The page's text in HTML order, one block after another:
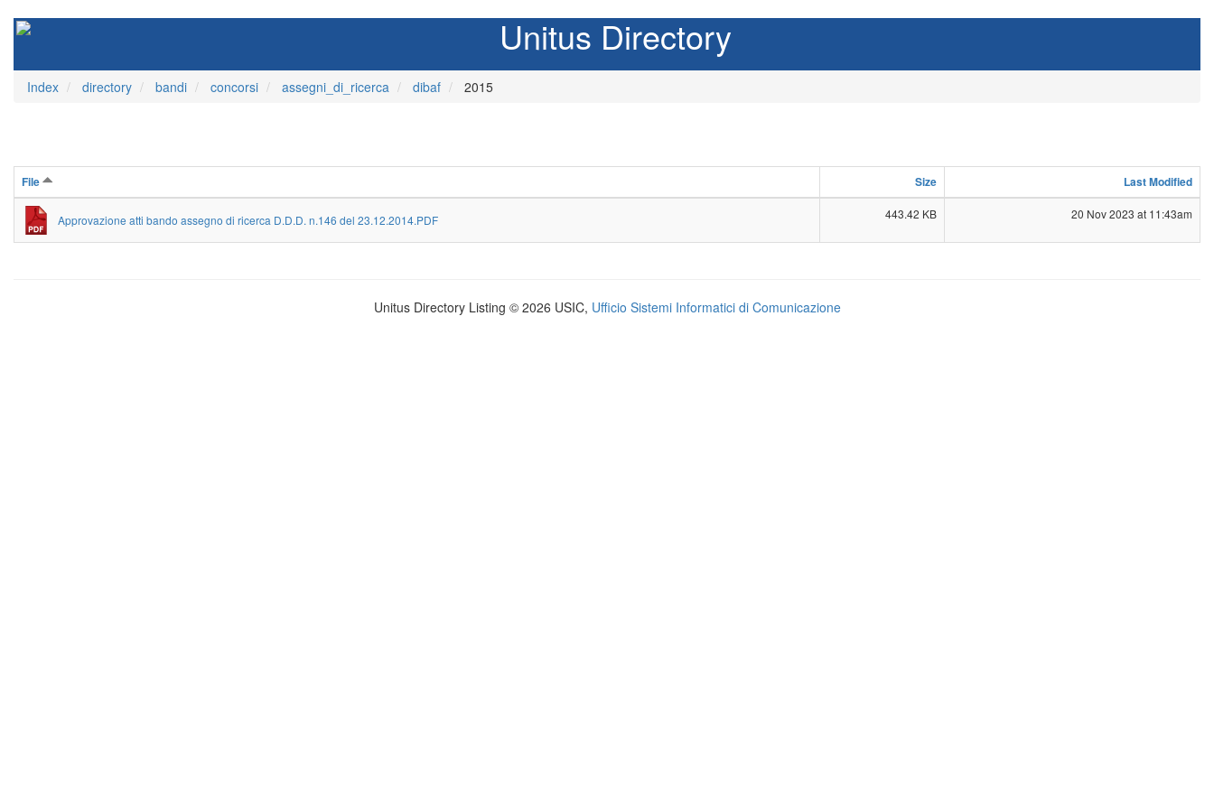
Unitus Directory
Index directory bandi concorsi assegni_di_ricerca dibaf 2015
File Size Last Modified
Approvazione atti bando assegno di ricerca D.D.D. n.146 del 23.12.2014.PDF 443.42 KB 20 Nov 2023 at 11:43am
Unitus Directory Listing © 2026 USIC, Ufficio Sistemi Informatici di Comunicazione